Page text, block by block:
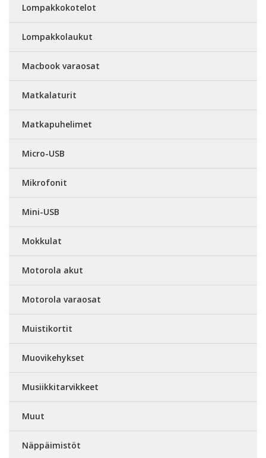
Lompakkokotelot
Lompakkolaukut
Macbook varaosat
Matkalaturit
Matkapuhelimet
Micro-USB
Mikrofonit
Mini-USB
Mokkulat
Motorola akut
Motorola varaosat
Muistikortit
Muovikehykset
Musiikkitarvikkeet
Muut
Näppäimistöt